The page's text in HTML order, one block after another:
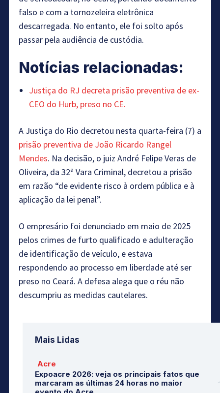
falso e com a tornozeleira eletrônica
descarregada. No entanto, ele foi solto após
passar pela audiência de custódia.
Notícias relacionadas:
Justiça do RJ decreta prisão preventiva de ex-
CEO do Hurb, preso no CE.
A Justiça do Rio decretou nesta quarta-feira (7) a
prisão preventiva de João Ricardo Rangel
Mendes. Na decisão, o juiz André Felipe Veras de
Oliveira, da 32ª Vara Criminal, decretou a prisão
em razão “de evidente risco à ordem pública e à
aplicação da lei penal”.
O empresário foi denunciado em maio de 2025
pelos crimes de furto qualificado e adulteração
de identificação de veículo, e estava
respondendo ao processo em liberdade até ser
preso no Ceará. A defesa alega que o réu não
descumpriu as medidas cautelares.
Mais Lidas
Acre
Expoacre 2026: veja os principais fatos que
marcaram as últimas 24 horas no maior